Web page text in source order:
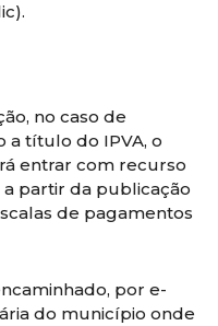
no caso de
a título do IPVA, o
entrar com recurso
a partir da publicação
de pagamentos
por e-
do município onde